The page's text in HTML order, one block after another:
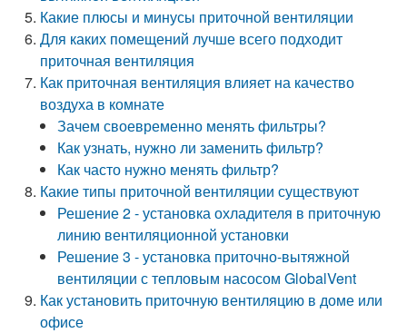
Какие плюсы и минусы приточной вентиляции
Для каких помещений лучше всего подходит
приточная вентиляция
Как приточная вентиляция влияет на качество
воздуха в комнате
Зачем своевременно менять фильтры?
Как узнать, нужно ли заменить фильтр?
Как часто нужно менять фильтр?
Какие типы приточной вентиляции существуют
Решение 2 - установка охладителя в приточную
линию вентиляционной установки
Решение 3 - установка приточно-вытяжной
вентиляции с тепловым насосом GlobalVent
Как установить приточную вентиляцию в доме или
офисе